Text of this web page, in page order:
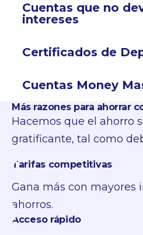
Cuentas que no
intereses
Certificados de
Cuentas Money
Más razones para ahorrar
Hacemos que el ahorro
gratificante, tal como
Tarifas competitivas
Gana más con mayores
ahorros.
Acceso rápido